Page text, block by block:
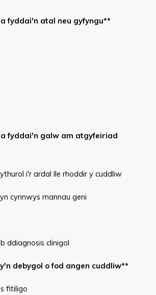
fyddai'n atal neu gyfyngu**
fyddai'n galw am atgyfeiriad
i'r ardal lle rhoddir y cuddliw
cynnwys mannau geni
ddiagnosis clinigol
debygol o fod angen cuddliw**
fitiligo